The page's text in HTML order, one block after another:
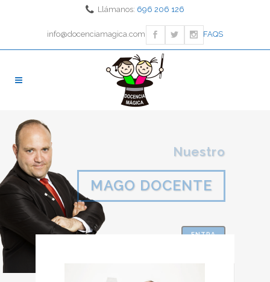
Llámanos: 696 206 126
info@docenciamagica.com FAQS
Nuestro
MAGO DOCENTE
ENTRA